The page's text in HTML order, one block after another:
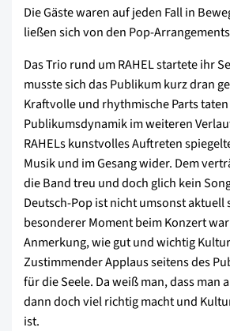
Die Gäste waren auf jeden Fall in
ließen sich von den Pop-
Das Trio rund um RAHEL startete ihr
musste sich das Publikum kurz dran
Kraftvolle und rhythmische Parts
Publikumsdynamik im weiteren
RAHELs kunstvolles Auftreten
Musik und im Gesang wider. Dem
die Band treu und doch glich kein
Deutsch-Pop ist nicht umsonst aktuell
besonderer Moment beim Konzert
Anmerkung, wie gut und wichtig
Zustimmender Applaus seitens des
für die Seele. Da weiß man, dass man
dann doch viel richtig macht und
ist.